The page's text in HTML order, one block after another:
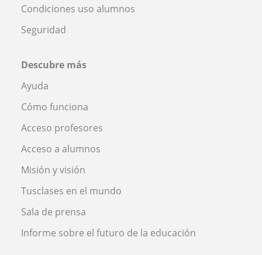
Condiciones uso alumnos
Seguridad
Descubre más
Ayuda
Cómo funciona
Acceso profesores
Acceso a alumnos
Misión y visión
Tusclases en el mundo
Sala de prensa
Informe sobre el futuro de la educación